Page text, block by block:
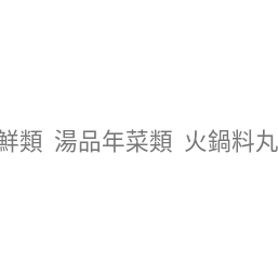
類 湯品年菜類 火鍋料